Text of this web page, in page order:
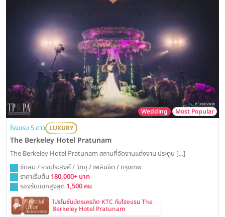
Wedding Most Popular
โรงแรม 5 ดาว LUXURY
The Berkeley Hotel Pratunam
The Berkeley Hotel Pratunam สถานที่จัดงานแต่งงาน ประตูน […]
ชิดลม / ราชประสงค์ / วิทยุ / เพลินจิต / กรุงเทพ
ราคาเริ่มต้น 180,000+ บาท
รองรับแขกสูงสุด 1,500 คน
โปรโมชั่นบัตรเครดิต KTC กับโรงแรม The
Berkeley Hotel Pratunam